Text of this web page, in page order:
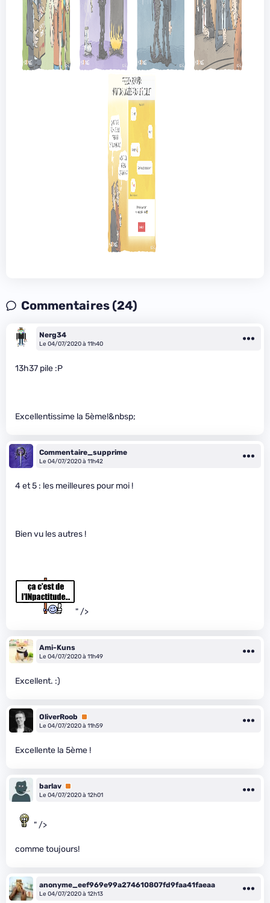
Commentaires (24)
Nerg34
Le 04/07/2020 à 11h40
13h37 pile :P
Excellentissime la 5ème!&nbsp;
Commentaire_supprime
Le 04/07/2020 à 11h42
4 et 5 : les meilleures pour moi !
Bien vu les autres !
" />
Ami-Kuns
Le 04/07/2020 à 11h49
Excellent. :)
OliverRoob
Premium
Le 04/07/2020 à 11h59
Excellente la 5ème !
barlav Premium
Le 04/07/2020 à 12h01
" />
comme toujours!
anonyme_eef969e99a274610807fd9faa41faeaa
Le 04/07/2020 à 12h13